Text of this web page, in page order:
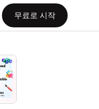
무료로 시작